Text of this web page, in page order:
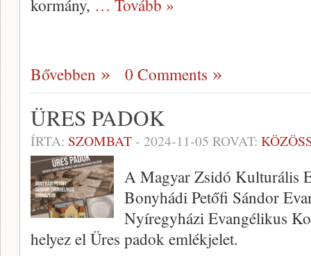
kormány, … Tovább »
Bővebben 0 Comments
ÜRES PADOK
ÍRTA: SZOMBAT- 2024-11-05 ROVAT:
A Magyar Zsidó Kulturális
Bonyhádi Petőfi Sándor
Nyíregyházi Evangélikus
helyez el Üres padok emlékjelet.